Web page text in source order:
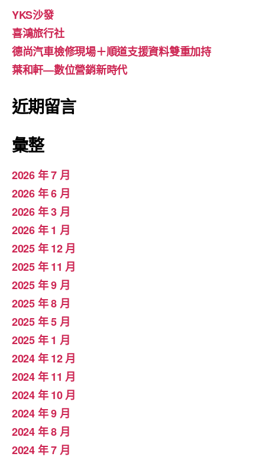
YKS沙發
喜鴻旅行社
德尚汽車檢修現場＋順道支援資料雙重加持
葉和軒—數位營銷新時代
近期留言
彙整
2026 年 7 月
2026 年 6 月
2026 年 3 月
2026 年 1 月
2025 年 12 月
2025 年 11 月
2025 年 9 月
2025 年 8 月
2025 年 5 月
2025 年 1 月
2024 年 12 月
2024 年 11 月
2024 年 10 月
2024 年 9 月
2024 年 8 月
2024 年 7 月